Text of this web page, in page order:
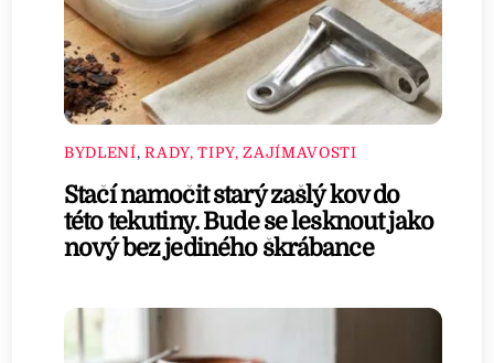
BYDLENÍ,RADY, TIPY, ZAJÍMAVOSTI
Stačí namočit starý zašlý kov do
této tekutiny. Bude se lesknout jako
nový bez jediného škrábance